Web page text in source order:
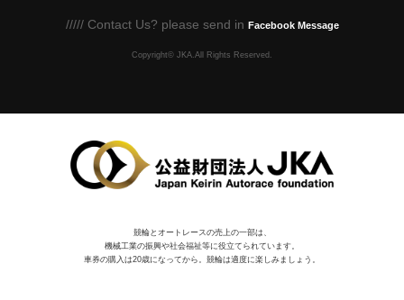
///// Contact Us? please send in Facebook Message
Copyright© JKA.All Rights Reserved.
競輪とオートレースの売上の一部は、
機械⼯業の振興や社会福祉等に役⽴てられています。
車券の購入は20歳になってから。競輪は適度に楽しみましょう。